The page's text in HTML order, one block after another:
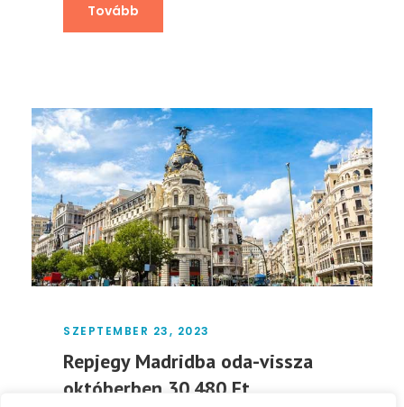
Tovább
SZEPTEMBER 23, 2023
Repjegy Madridba oda-vissza
októberben 30.480 Ft